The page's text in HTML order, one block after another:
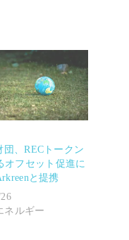
団、RECトークン
オフセット促進に
と提携
ネルギー